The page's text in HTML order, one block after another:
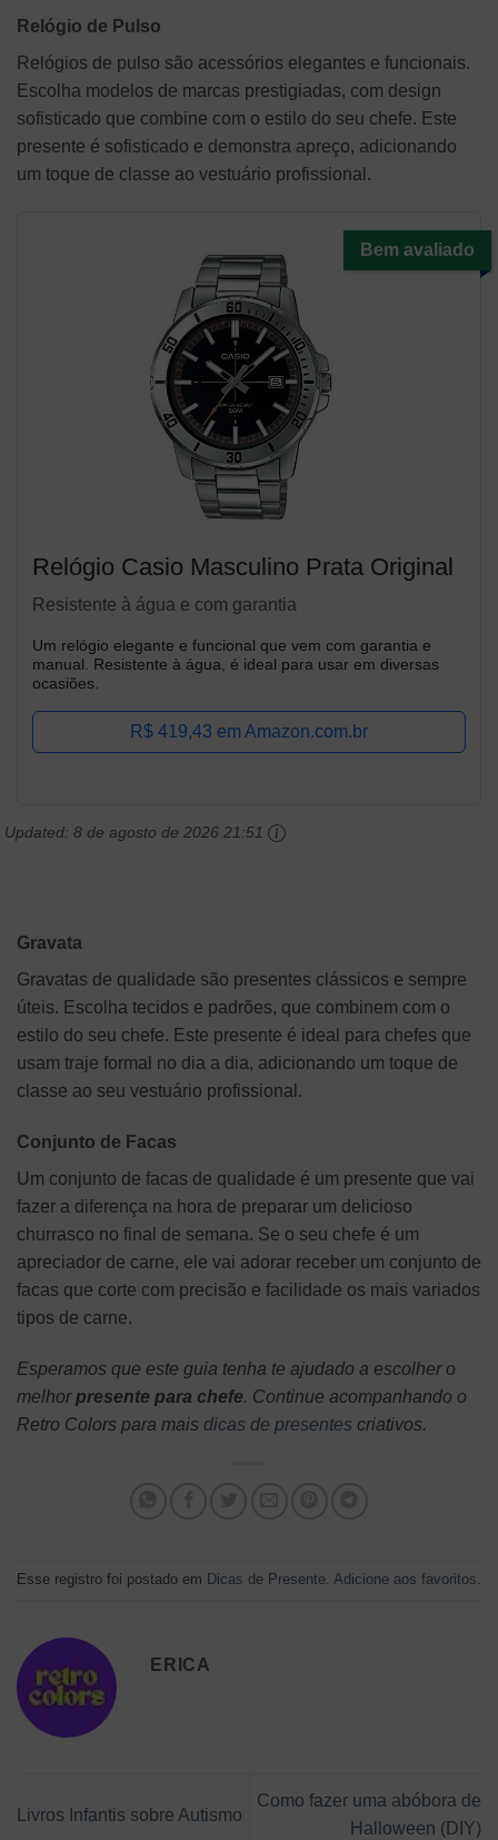
Relógio de Pulso
Relógios de pulso são acessórios elegantes e funcionais.
Escolha modelos de marcas prestigiadas, com design
sofisticado que combine com o estilo do seu chefe. Este
presente é sofisticado e demonstra apreço, adicionando
um toque de classe ao vestuário profissional.
Bem avaliado
Relógio Casio Masculino Prata Original
Resistente à água e com garantia
Um relógio elegante e funcional que vem com garantia e
manual. Resistente à água, é ideal para usar em diversas
ocasiões.
R$ 419,43 em Amazon.com.br
Updated: 8 de agosto de 2026 21:51
Gravata
Gravatas de qualidade são presentes clássicos e sempre
úteis. Escolha tecidos e padrões, que combinem com o
estilo do seu chefe. Este presente é ideal para chefes que
usam traje formal no dia a dia, adicionando um toque de
classe ao seu vestuário profissional.
Conjunto de Facas
Um conjunto de facas de qualidade é um presente que vai
fazer a diferença na hora de preparar um delicioso
churrasco no final de semana. Se o seu chefe é um
apreciador de carne, ele vai adorar receber um conjunto de
facas que corte com precisão e facilidade os mais variados
tipos de carne.
Esperamos que este guia tenha te ajudado a escolher o
melhorpresente para chefe. Continue acompanhando o
Retro Colors para mais dicas de presentes criativos.
Esse registro foi postado em Dicas de Presente. Adicione aos favoritos.
ERICA
Livros Infantis sobre Autismo
Como fazer uma abóbora de
Halloween (DIY)